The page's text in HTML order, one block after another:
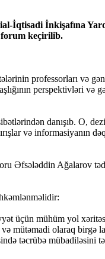
İqtisadi İnkişafına
forum keçirilib.
professorları və
perspektivləri və
danışıb. O,
və informasiyanın
Əfsələddin Ağalarov
üçün mühüm yol
mütəmadi olaraq birgə
təcrübə mübadiləsini